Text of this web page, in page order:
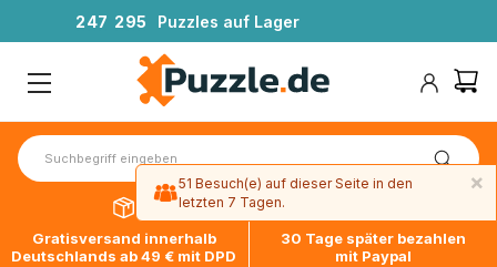
247 295 Puzzles auf Lager
Gratisversand innerhalb
Deutschlands ab 49 € mit DPD
30 Tage später bezahlen
mit Paypal
×
51 Besuch(e) auf dieser Seite in den
letzten 7 Tagen.